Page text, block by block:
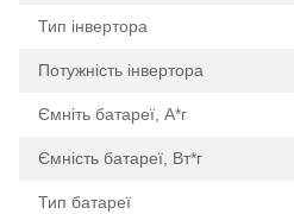
Тип інвертора
Потужність інвертора
Ємніть батареї, А*г
Ємність батареї, Вт*г
Тип батареї